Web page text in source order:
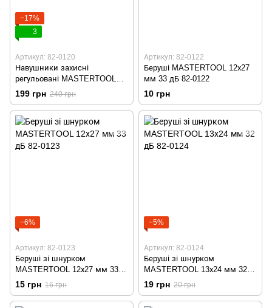
−17%
3
Артикул: 82-0120
Навушники захисні
регульовані MASTERTOOL
82-0120
199 грн 240 грн
Артикул: 82-0122
Беруші MASTERTOOL 12х27
мм 33 дБ 82-0122
10 грн
−6%
Артикул: 82-0123
Беруші зі шнурком
MASTERTOOL 12х27 мм 33
дБ 82-0123
15 грн 16 грн
−5%
Артикул: 82-0124
Беруші зі шнурком
MASTERTOOL 13х24 мм 32
дБ 82-0124
19 грн 20 грн